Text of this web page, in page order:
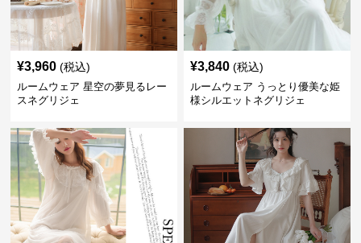
¥3,960 (税込)
ルームウェア 星空の夢見るレー
スネグリジェ
¥3,840 (税込)
ルームウェア うっとり優美な姫
様シルエットネグリジェ